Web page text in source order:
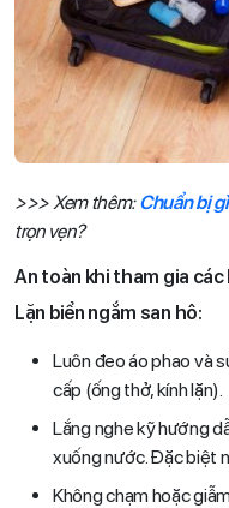
>>> Xem thêm:Chuẩn bị
trọn vẹn?
An toàn khi tham gia
Lặn biển ngắm san hô:
Luôn đeo áo phao và
cấp (ống thở, kính lặn).
Lắng nghe kỹ hướng
xuống nước. Đặc biệt
Không chạm hoặc